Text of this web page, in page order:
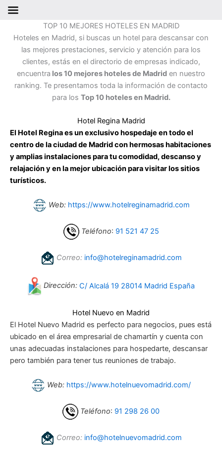
contenido
TOP 10 MEJORES HOTELES EN MADRID
Hoteles en Madrid, si buscas un hotel para descansar con
las mejores prestaciones, servicio y atención para los
clientes, estás en el directorio de empresas indicado,
encuentra los 10 mejores hoteles de Madrid en nuestro
ranking. Te presentamos toda la información de contacto
para los Top 10 hoteles en Madrid.
Hotel Regina Madrid
El Hotel Regina es un exclusivo hospedaje en todo el
centro de la ciudad de Madrid con hermosas habitaciones
y amplias instalaciones para tu comodidad, descanso y
relajación y en la mejor ubicación para visitar los sitios
turísticos.
Web: https://www.hotelreginamadrid.com
Teléfono: 91 521 47 25
Correo: info@hotelreginamadrid.com
Dirección: C/ Alcalá 19 28014 Madrid España
Hotel Nuevo en Madrid
El Hotel Nuevo Madrid es perfecto para negocios, pues está
ubicado en el área empresarial de chamartín y cuenta con
unas adecuadas instalaciones para hospedarte, descansar
pero también para tener tus reuniones de trabajo.
Web: https://www.hotelnuevomadrid.com/
Teléfono: 91 298 26 00
Correo: info@hotelnuevomadrid.com